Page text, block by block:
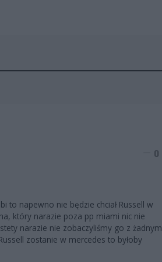
0
to napewno nie będzie chciał Russell w
który narazie poza pp miami nic nie
narazie nie zobaczyliśmy go z żadnym
zostanie w mercedes to byłoby